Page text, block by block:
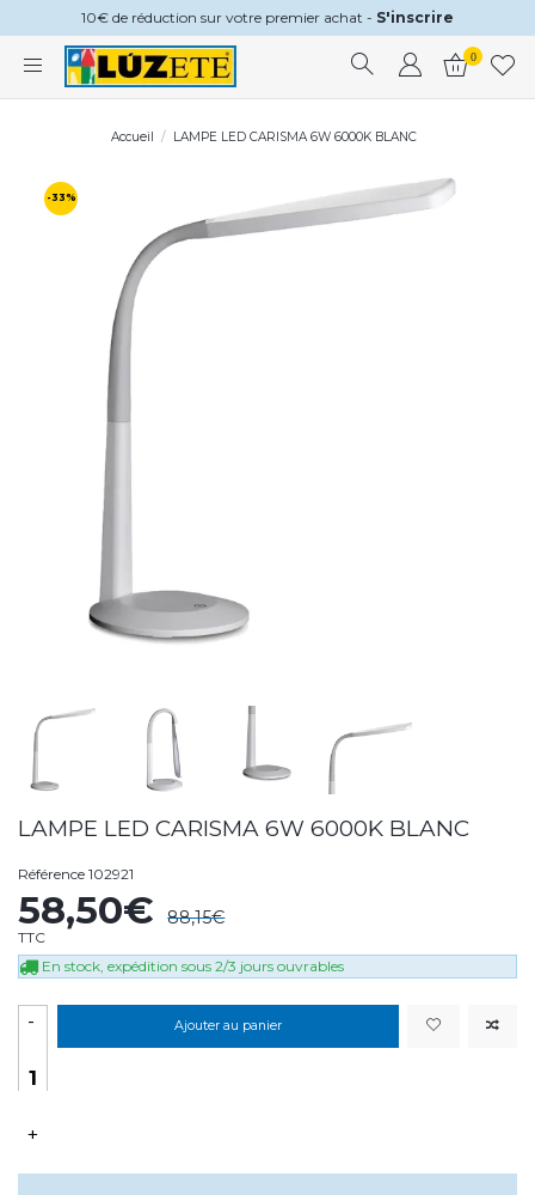
10€ de réduction sur votre premier achat - S'inscrire
0
Accueil LAMPE LED CARISMA 6W 6000K BLANC
-33%
LAMPE LED CARISMA 6W 6000K BLANC
Référence 102921
58,50€ 88,15€
TTC
En stock, expédition sous 2/3 jours ouvrables
-
+
Ajouter au panier